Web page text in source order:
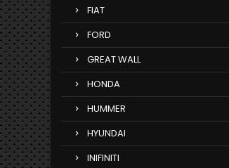
FIAT
FORD
GREAT WALL
HONDA
HUMMER
HYUNDAI
INIFINITI